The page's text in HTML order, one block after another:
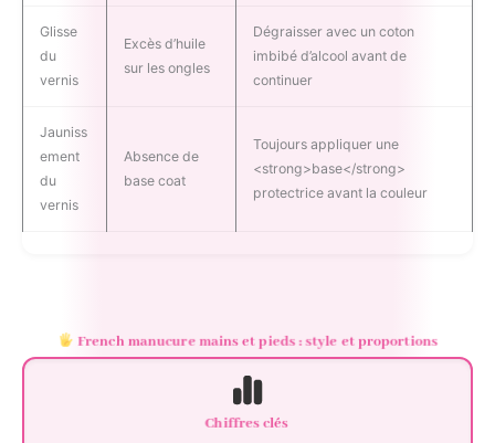
Glisse
du
vernis
Excès d’huile
sur les ongles
Dégraisser avec un coton
imbibé d’alcool avant de
continuer
Jauniss
ement
du
vernis
Absence de
base coat
Toujours appliquer une
<strong>base</strong>
protectrice avant la couleur
French manucure mains et pieds : style et proportions
Chiffres clés